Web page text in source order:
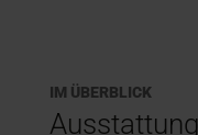
IM ÜBERBLICK